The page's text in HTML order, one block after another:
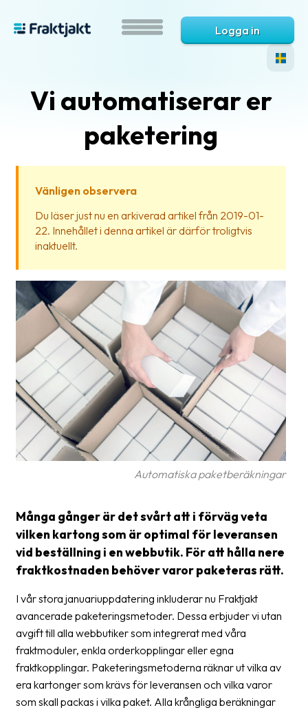
är
Fraktjakt?
Hjälp?
Vanliga
frågor
&
svar
Ordlista
Paketering
Frakthandlingar
Skrivarinställningar
Leveransvillkor
Upphämtningar
Manualer
Nedladdningar
Streckkodsläsare
Kundtjänst
Om
företaget
Logga in
Vi automatiserar er
paketering
Vänligen observera
Du läser just nu en arkiverad artikel från 2019-01-
22. Innehållet i denna artikel är därför troligtvis
inaktuellt.
Automatiska paketberäkningar
Många gånger är det svårt att i förväg veta
vilken kartong som är optimal för leveransen
vid beställning i en webbutik. För att hålla nere
fraktkostnaden behöver varor paketeras rätt.
I vår stora januariuppdatering inkluderar nu Fraktjakt
avancerade paketeringsmetoder. Dessa erbjuder vi utan
avgift till alla webbutiker som integrerat med våra
fraktmoduler, enkla orderkopplingar eller egna
fraktkopplingar. Paketeringsmetoderna räknar ut vilka av
era kartonger som krävs för leveransen och vilka varor
som skall packas i vilka paket. Alla krångliga beräkningar